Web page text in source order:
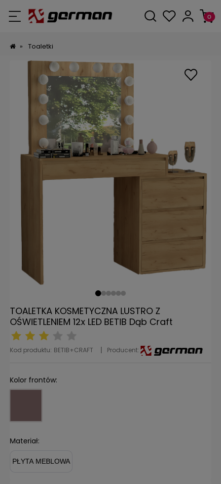
» Toaletki
TOALETKA KOSMETYCZNA LUSTRO Z
OŚWIETLENIEM 12x LED BETIB Dąb Craft
Kod produktu: BETIB+CRAFT Producent:
Kolor frontów:
Materiał:
PŁYTA MEBLOWA